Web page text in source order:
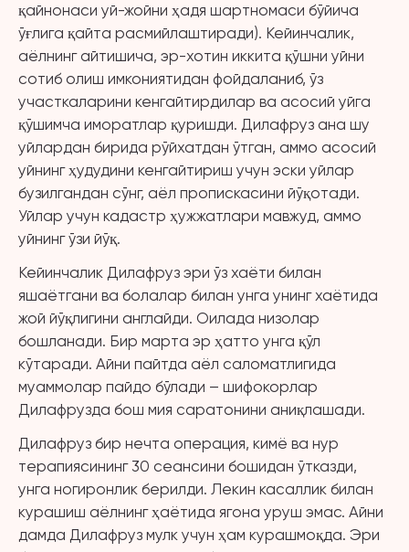
қайнонаси уй-жойни ҳадя шартномаси бўйича
ўғлига қайта расмийлаштиради). Кейинчалик,
аёлнинг айтишича, эр-хотин иккита қўшни уйни
сотиб олиш имкониятидан фойдаланиб, ўз
участкаларини кенгайтирдилар ва асосий уйга
қўшимча иморатлар қуришди. Дилафруз ана шу
уйлардан бирида рўйхатдан ўтган, аммо асосий
уйнинг ҳудудини кенгайтириш учун эски уйлар
бузилгандан сўнг, аёл пропискасини йўқотади.
Уйлар учун кадастр ҳужжатлари мавжуд, аммо
уйнинг ўзи йўқ.
Кейинчалик Дилафруз эри ўз хаёти билан
яшаётгани ва болалар билан унга унинг хаётида
жой йўқлигини англайди. Оилада низолар
бошланади. Бир марта эр ҳатто унга қўл
кўтаради. Айни пайтда аёл саломатлигида
муаммолар пайдо бўлади – шифокорлар
Дилафрузда бош мия саратонини аниқлашади.
Дилафруз бир нечта операция, кимё ва нур
терапиясининг 30 сеансини бошидан ўтказди,
унга ногиронлик берилди. Лекин касаллик билан
курашиш аёлнинг ҳаётида ягона уруш эмас. Айни
дамда Дилафруз мулк учун ҳам курашмоқда. Эри